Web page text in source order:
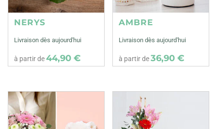
NERYS
Livraison dès aujourd'hui
à partir de44,90 €
AMBRE
Livraison dès aujourd'hui
à partir de36,90 €